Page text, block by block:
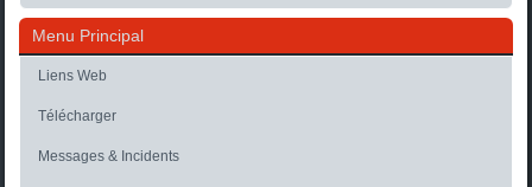
Menu Principal
Liens Web
Télécharger
Messages & Incidents